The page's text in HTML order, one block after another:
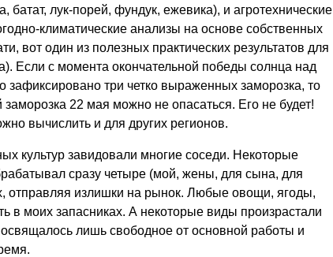
лук-порей, фундук, ежевика), и агротехнические
климатические анализы на основе собственных
вот один из полезных практических результатов для
Если с момента окончательной победы солнца над
зафиксировано три четко выраженных заморозка, то
заморозка 22 мая можно не опасаться. Его не будет!
вычислить и для других регионов.
культур завидовали многие соседи. Некоторые
сразу четыре (мой, жены, для сына, для
отправляя излишки на рынок. Любые овощи, ягоды,
в моих запасниках. А некоторые виды произрастали
лишь свободное от основной работы и